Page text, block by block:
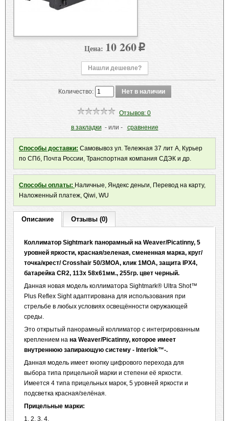
Цена: 10 260p
Нашли дешевле?
Количество:
Отзывов: 0
в закладки - или - сравнение
Способы доставки: Самовывоз ул. Тележная 37 лит А, Курьер
по СПб, Почта России, Транспортная компания СДЭК и др.
Способы оплаты: Наличные, Яндекс деньги, Перевод на карту,
Наложенный платеж, Qiwi, WU
Описание Отзывы (0)
Коллиматор Sightmark панорамный на Weaver/Picatinny, 5
уровней яркости, красная/зеленая, смененная марка, круг/
точка/крест/ Crosshair 50/3MOA, клик 1MOA, защита IPX4,
батарейка CR2, 113x 58x61мм., 255гр. цвет черный.
Данная новая модель коллиматора Sightmark® Ultra Shot™
Plus Reflex Sight адаптирована для использования при
стрельбе в любых условиях освещённости окружающей
среды.
Это открытый панорамный коллиматор с интегрированным
креплением на на Weaver/Picatinny, которое имеет
внутреннюю запирающую систему - Interlok™-.
Данная модель имеет кнопку цифрового перехода для
выбора типа прицельной марки и степени её яркости.
Имеется 4 типа прицельных марок, 5 уровней яркости и
подсветка красная/зелёная.
Прицельные марки:
1. 2. 3. 4.